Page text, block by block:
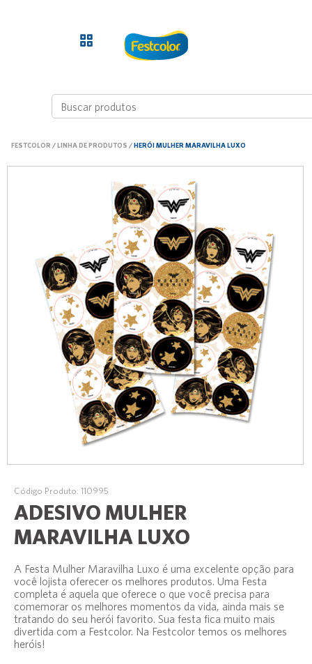
FESTCOLOR /LINHA DE PRODUTOS /HERÓI MULHER MARAVILHA LUXO
Código Produto: 110995
ADESIVO MULHER
MARAVILHA LUXO
A Festa Mulher Maravilha Luxo é uma excelente opção para
você lojista oferecer os melhores produtos. Uma Festa
completa é aquela que oferece o que você precisa para
comemorar os melhores momentos da vida, ainda mais se
tratando do seu herói favorito. Sua festa fica muito mais
divertida com a Festcolor. Na Festcolor temos os melhores
heróis!